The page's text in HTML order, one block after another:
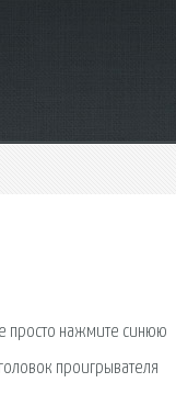
просто нажмите синюю
проигрывателя